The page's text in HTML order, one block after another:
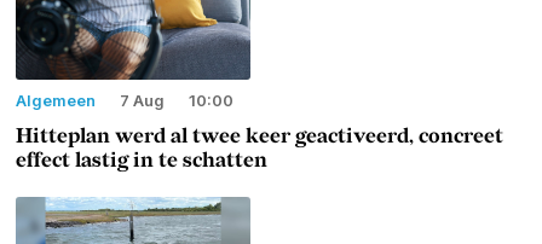
Algemeen 7 Aug 10:00
Hitteplan werd al twee keer geactiveerd, concreet
effect lastig in te schatten